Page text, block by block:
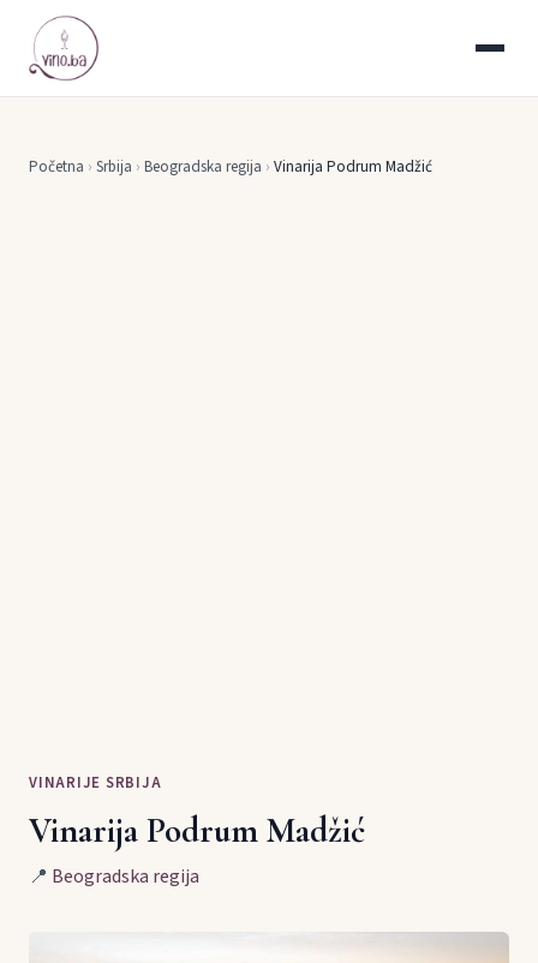
Početna › Srbija › Beogradska regija › Vinarija Podrum Madžić
VINARIJE SRBIJA
Vinarija Podrum Madžić
📍 Beogradska regija